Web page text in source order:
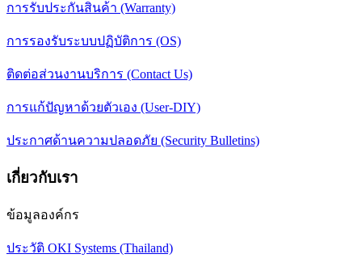
การรับประกันสินค้า (Warranty)
การรองรับระบบปฏิบัติการ (OS)
ติดต่อส่วนงานบริการ (Contact Us)
การแก้ปัญหาด้วยตัวเอง (User-DIY)
ประกาศด้านความปลอดภัย (Security Bulletins)
เกี่ยวกับเรา
ข้อมูลองค์กร
ประวัติ OKI Systems (Thailand)